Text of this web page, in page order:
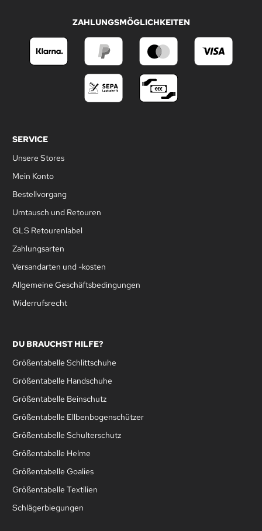
ZAHLUNGSMÖGLICHKEITEN
SERVICE
Unsere Stores
Mein Konto
Bestellvorgang
Umtausch und Retouren
GLS Retourenlabel
Zahlungsarten
Versandarten und -kosten
Allgemeine Geschäftsbedingungen
Widerrufsrecht
DU BRAUCHST HILFE?
Größentabelle Schlittschuhe
Größentabelle Handschuhe
Größentabelle Beinschutz
Größentabelle Ellbenbogenschützer
Größentabelle Schulterschutz
Größentabelle Helme
Größentabelle Goalies
Größentabelle Textilien
Schlägerbiegungen